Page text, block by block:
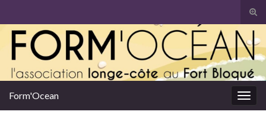
Search for:
Form'Ocean